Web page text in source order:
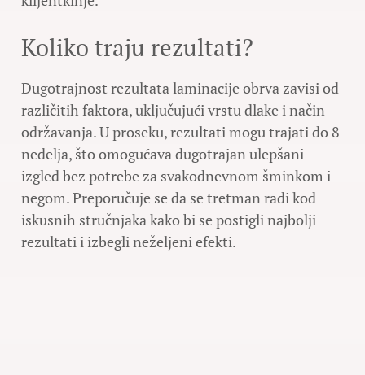
Koliko traju rezultati?
Dugotrajnost rezultata laminacije obrva zavisi od
različitih faktora, uključujući vrstu dlake i način
održavanja. U proseku, rezultati mogu trajati do 8
nedelja, što omogućava dugotrajan ulepšani
izgled bez potrebe za svakodnevnom šminkom i
negom. Preporučuje se da se tretman radi kod
iskusnih stručnjaka kako bi se postigli najbolji
rezultati i izbegli neželjeni efekti.